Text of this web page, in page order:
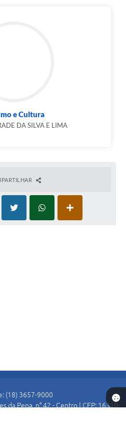
e Cultura
DA SILVA E LIMA
(18) 3657-9000
da Pena, n° 42 - Centro | CEP: 16310-